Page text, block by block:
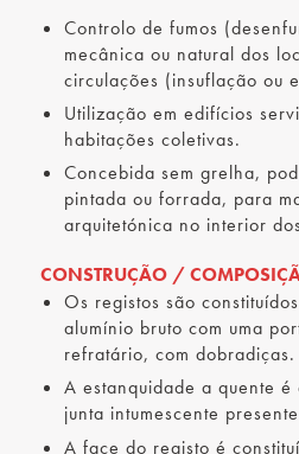
Controlo de fumos
mecânica ou natural dos
circulações (insuflação ou
Utilização em edifícios
habitações coletivas.
Concebida sem grelha,
pintada ou forrada, para
arquitetónica no interior
CONSTRUÇÃO /
Os registos são
alumínio bruto com uma
refratário, com dobradiças.
A estanquidade a quente é
junta intumescente
A face do registo é